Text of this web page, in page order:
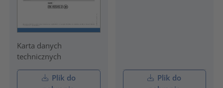
Karta danych
technicznych
Plik do
Plik do